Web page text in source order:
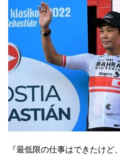
『最低限の仕事はできたけ